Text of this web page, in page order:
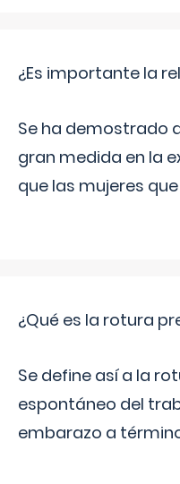
¿Es importante la
Se ha demostrado
gran medida en la
que las mujeres
¿Qué es la rotura
Se define así a la
espontáneo del
embarazo a